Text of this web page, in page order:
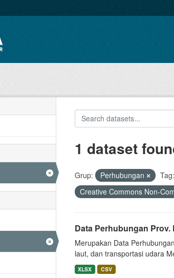
1 dataset
Grup: Perhubungan Tag:
Creative Commons Non-
Data Perhubungan Prov.
Merupakan Data
laut, dan transportasi udara
XLSX CSV